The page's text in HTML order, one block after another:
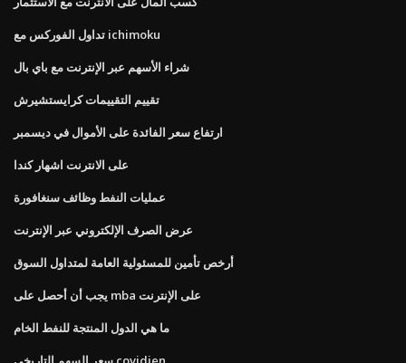
تداول الفوركس مع ichimoku
شراء الأسهم عبر الإنترنت مع باي بال
تقييم التقييمات كرايستشيرش
ارتفاع سعر الفائدة على الأموال في ديسمبر
على الانترنت اشهار كندا
عمليات النفط وظائف سنغافورة
عرض الصرف الإلكتروني عبر الإنترنت
أرخص تأمين للمسئولية العامة لمتداول السوق
يجب أن أحصل على mba على الإنترنت
ما هي الدول المنتجة للنفط الخام